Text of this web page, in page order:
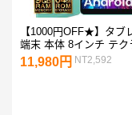
【1000円OFF★】タブ
端末 本体 8インチ テク
teclast P85 wi-fiモデル
【人気 おすすめ 子供用
11,980円 NT2,592